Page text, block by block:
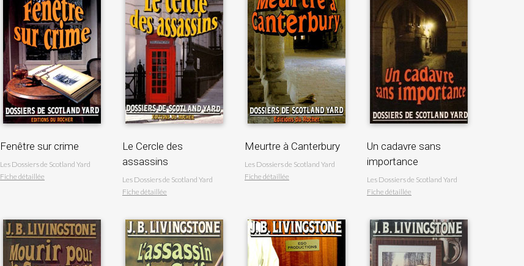
Fenêtre sur crime
Les Dossiers de Scotland Yard
Fiche détaillée
Le Cercle des
assassins
Les Dossiers de Scotland Yard
Fiche détaillée
Meurtre à Canterbury
Les Dossiers de Scotland Yard
Fiche détaillée
Un cadavre sans
importance
Les Dossiers de Scotland Yard
Fiche détaillée